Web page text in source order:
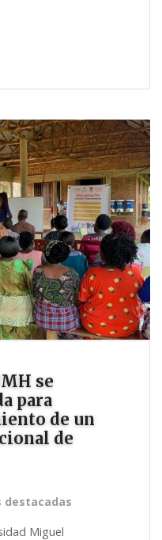
se
para
de un
de
destacadas
Miguel